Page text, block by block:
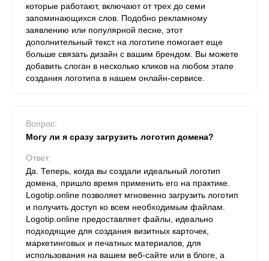
которые работают, включают от трех до семи
запоминающихся слов. Подобно рекламному
заявлению или популярной песне, этот
дополнительный текст на логотипе помогает еще
больше связать дизайн с вашим брендом. Вы можете
добавить слоган в несколько кликов на любом этапе
создания логотипа в нашем онлайн-сервисе.
Вопрос:
Могу ли я сразу загрузить логотип домена?
Ответ:
Да. Теперь, когда вы создали идеальный логотип
домена, пришло время применить его на практике.
Logotip.online позволяет мгновенно загрузить логотип
и получить доступ ко всем необходимым файлам.
Logotip.online предоставляет файлы, идеально
подходящие для создания визитных карточек,
маркетинговых и печатных материалов, для
использования на вашем веб-сайте или в блоге, а